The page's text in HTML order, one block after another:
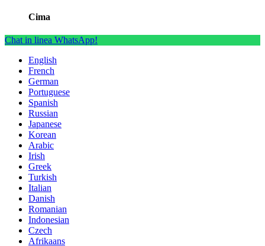
Cima
Chat in linea WhatsApp!
English
French
German
Portuguese
Spanish
Russian
Japanese
Korean
Arabic
Irish
Greek
Turkish
Italian
Danish
Romanian
Indonesian
Czech
Afrikaans